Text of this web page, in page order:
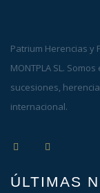
Patrium Herencias y
MONTPLA SL.
sucesiones,
internacional.
ÚLTIMAS